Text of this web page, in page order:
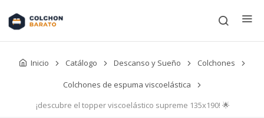
Inicio Catálogo Descanso y Sueño Colchones
Colchones de espuma viscoelástica
¡descubre el topper viscoelástico supreme 135x190! 🌟